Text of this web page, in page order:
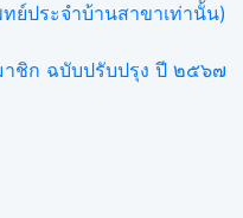
ประจำบ้านสาขาเท่านั้น)
าชิก ฉบับปรับปรุง ปี ๒๕๖๗